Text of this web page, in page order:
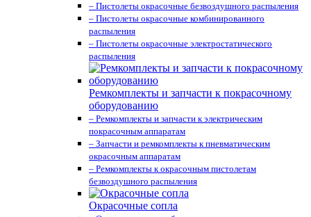
– Пистолеты окрасочные безвоздушного распыления
– Пистолеты окрасочные комбинированного
распыления
– Пистолеты окрасочные электростатического
распыления
Ремкомплекты и запчасти к покрасочному
оборудованию
– Ремкомплекты и запчасти к электрическим
покрасочным аппаратам
– Запчасти и ремкомплекты к пневматическим
окрасочным аппаратам
– Ремкомплекты к окрасочным пистолетам
безвоздушного распыления
Окрасочные сопла